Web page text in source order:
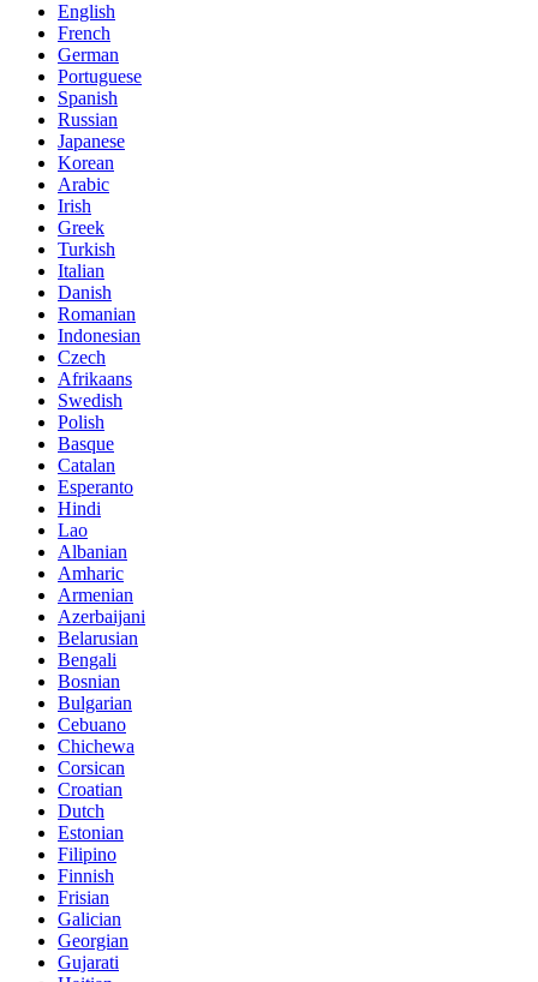
English
French
German
Portuguese
Spanish
Russian
Japanese
Korean
Arabic
Irish
Greek
Turkish
Italian
Danish
Romanian
Indonesian
Czech
Afrikaans
Swedish
Polish
Basque
Catalan
Esperanto
Hindi
Lao
Albanian
Amharic
Armenian
Azerbaijani
Belarusian
Bengali
Bosnian
Bulgarian
Cebuano
Chichewa
Corsican
Croatian
Dutch
Estonian
Filipino
Finnish
Frisian
Galician
Georgian
Gujarati